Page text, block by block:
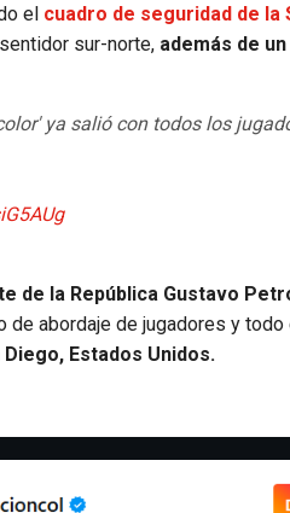
el cuadro de seguridad de la
sur-norte, además de
ya salió con todos los
de la República Gustavo
abordaje de jugadores y todo
Estados Unidos.